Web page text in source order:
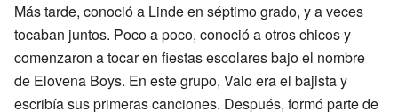
Más tarde, conoció a Linde en séptimo grado, y a veces
tocaban juntos. Poco a poco, conoció a otros chicos y
comenzaron a tocar en fiestas escolares bajo el nombre
de Elovena Boys. En este grupo, Valo era el bajista y
escribía sus primeras canciones. Después, formó parte de